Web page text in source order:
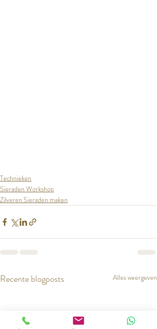
Technieken
Sieraden Workshop
Zilveren Sieraden maken
Recente blogposts Alles weergeven